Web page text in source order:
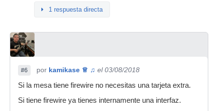
1 respuesta directa
#6 por kamikase ♕ ♫ el 03/08/2018
Si la mesa tiene firewire no necesitas una tarjeta extra.
Si tiene firewire ya tienes internamente una interfaz.